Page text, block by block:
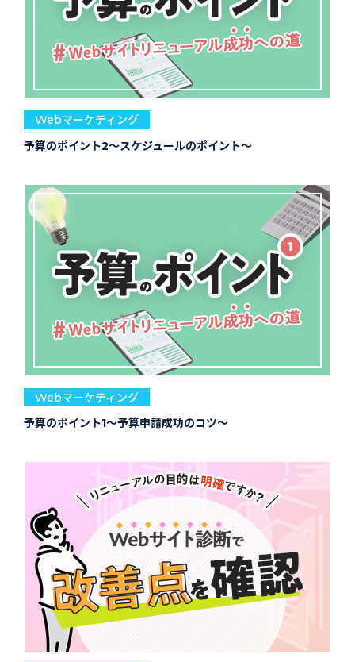
Webマーケティング
予算のポイント2～スケジュールのポイント～
Webマーケティング
予算のポイント1～予算申請成功のコツ～